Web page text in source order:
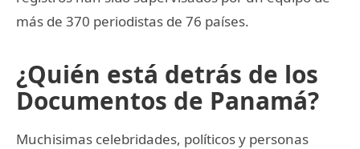
más de 370 periodistas de 76 países.
¿Quién está detrás de los
Documentos de Panamá?
Muchisimas celebridades, políticos y personas